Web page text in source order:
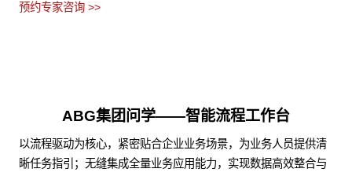
预约专家咨询 >>
ABG集团问学——智能流程工作台
以流程驱动为核心，紧密贴合企业业务场景，为业务人员提供清
晰任务指引；无缝集成全量业务应用能力，实现数据高效整合与